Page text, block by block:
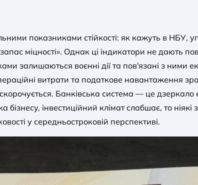
показниками стійкості: як кажуть в НБУ,
міцності». Однак ці індикатори не дають
залишаються воєнні дії та пов'язані з ними
витрати та податкове навантаження
Банківська система — це
інвестиційний клімат слабшає, то ніякі
у середньостроковій перспективі.